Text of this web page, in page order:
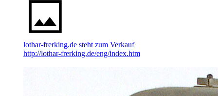
lothar-frerking.de steht zum Verkauf
http://lothar-frerking.de/eng/index.htm